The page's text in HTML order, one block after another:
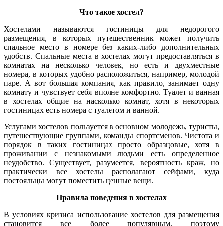
Что такое хостел?
Хостелами называются гостиницы для недорогого
размещения, в которых путешественник может получить
спальное место в номере без каких-либо дополнительных
удобств. Спальные места в хостелах могут предоставляться в
комнатах на несколько человек, но есть и двухместные
номера, в которых удобно расположиться, например, молодой
паре. А вот большая компания, как правило, занимает одну
комнату и чувствует себя вполне комфортно. Туалет и ванная
в хостелах общие на насколько комнат, хотя в некоторых
гостиницах есть номера с туалетом и ванной.
Услугами хостелов пользуется в основном молодежь, туристы,
путешествующие группами, команды спортсменов. Чистота и
порядок в таких гостиницах просто образцовые, хотя в
проживании с незнакомыми людьми есть определенное
неудобство. Существует, разумеется, вероятность краж, но
практически все хостелы располагают сейфами, куда
постояльцы могут поместить ценные вещи.
Правила поведения в хостелах
В условиях кризиса использование хостелов для размещения
становится все более популярным, поэтому